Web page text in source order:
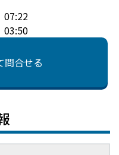
07:22
03:50
問合せる